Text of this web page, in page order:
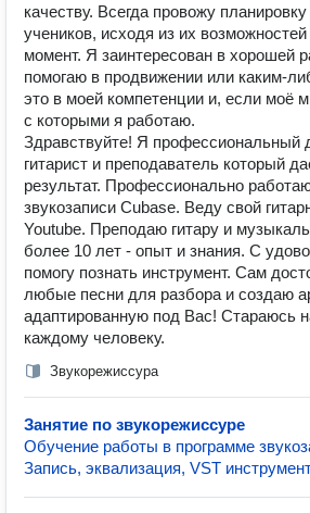
качеству. Всегда провожу
учеников, исходя из их
момент. Я заинтересован в хорошей
помогаю в продвижении или каким-
это в моей компетенции и, если моё
с которыми я работаю.
Здравствуйте! Я профессиональный
гитарист и преподаватель который
результат. Профессионально
звукозаписи Cubase. Веду свой
Youtube. Преподаю гитару и
более 10 лет - опыт и знания. С
помогу познать инструмент. Сам
любые песни для разбора и создаю
адаптированную под Вас! Стараюсь
каждому человеку.
Звукорежиссура
Занятие по звукорежиссуре
Обучение работы в программе
Запись, эквализация, VST